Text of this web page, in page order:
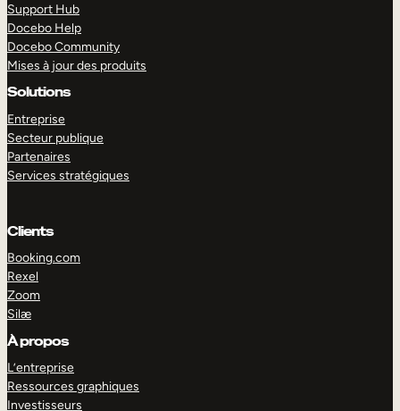
Support Hub
Docebo Help
Docebo Community
Mises à jour des produits
Solutions
Entreprise
Secteur publique
Partenaires
Services stratégiques
Clients
Booking.com
Rexel
Zoom
Silæ
À propos
L’entreprise
Ressources graphiques
Investisseurs